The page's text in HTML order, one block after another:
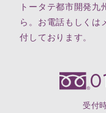
トータテ都市開発
ら。お電話もしくは
付しております。
受付